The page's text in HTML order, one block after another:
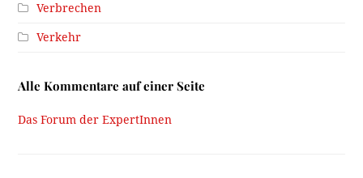
Verbrechen
Verkehr
Alle Kommentare auf einer Seite
Das Forum der ExpertInnen